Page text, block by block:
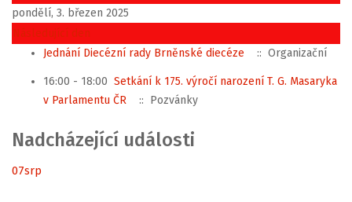
pondělí, 3. březen 2025
Následující den
Jednání Diecézní rady Brněnské diecéze
:: Organizační
16:00 - 18:00 Setkání k 175. výročí narození T. G. Masaryka
v Parlamentu ČR
:: Pozvánky
Nadcházející události
07srp